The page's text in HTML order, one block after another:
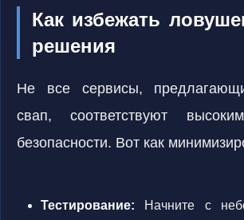
Как избежать
решения
Не все сервисы,
свап, соответствуют
безопасности. Вот как
Тестирование: Начните с